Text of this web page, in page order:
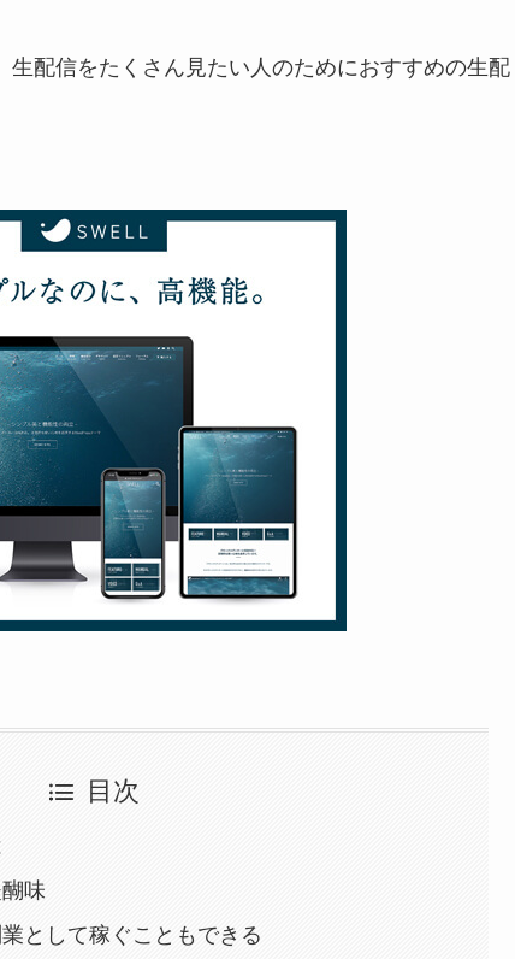
配信をたくさん見たい人のためにおすすめの生配
目次
味
として稼ぐこともできる